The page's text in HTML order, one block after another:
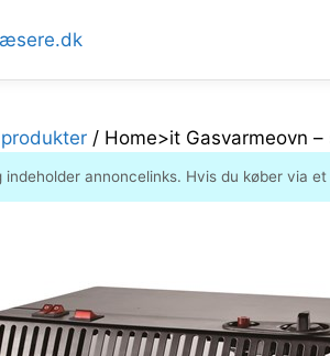
/ Home>it Gasvarmeovn
annoncelinks. Hvis du køber via